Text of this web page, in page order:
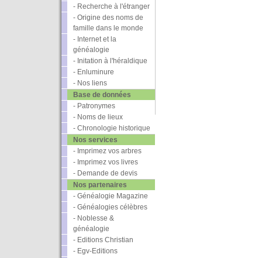
- Recherche à l'étranger
- Origine des noms de
famille dans le monde
- Internet et la
généalogie
- Initation à l'héraldique
- Enluminure
- Nos liens
Base de données
- Patronymes
- Noms de lieux
- Chronologie historique
Nos services
- Imprimez vos arbres
- Imprimez vos livres
- Demande de devis
Nos partenaires
- Généalogie Magazine
- Généalogies célèbres
- Noblesse &
généalogie
- Editions Christian
- Egv-Editions